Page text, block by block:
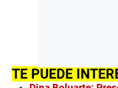
TE PUEDE